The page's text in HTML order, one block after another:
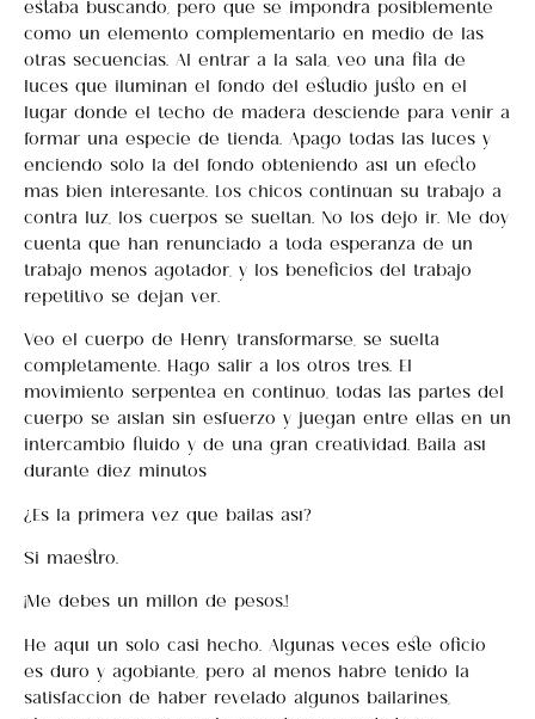
como un elemento complementario en medio de las
otras secuencias. Al entrar a la sala, veo una fila de
luces que iluminan el fondo del estudio justo en el
lugar donde el techo de madera desciende para venir a
formar una especie de tienda. Apago todas las luces y
enciendo sólo la del fondo obteniendo así un efecto
más bien interesante. Los chicos continúan su trabajo a
contra luz, los cuerpos se sueltan. No los dejo ir. Me doy
cuenta que han renunciado a toda esperanza de un
trabajo menos agotador, y los beneficios del trabajo
repetitivo se dejan ver.
Veo el cuerpo de Henry transformarse, se suelta
completamente. Hago salir a los otros tres. El
movimiento serpentea en continuo, todas las partes del
cuerpo se aíslan sin esfuerzo y juegan entre ellas en un
intercambio fluido y de una gran creatividad. Baila así
durante diez minutos
¿Es la primera vez que bailas así?
Si maestro.
¡Me debes un millón de pesos…!
He aquí un solo casi hecho. Algunas veces este oficio
es duro y agobiante, pero al menos habré tenido la
satisfacción de haber revelado algunos bailarines,